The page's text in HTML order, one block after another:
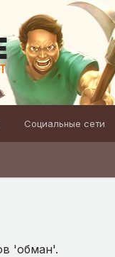
Социальные сети
'обман'.